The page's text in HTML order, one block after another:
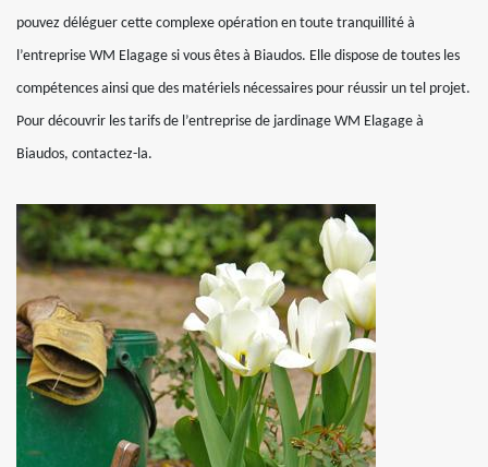
pouvez déléguer cette complexe opération en toute tranquillité à
l’entreprise WM Elagage si vous êtes à Biaudos. Elle dispose de toutes les
compétences ainsi que des matériels nécessaires pour réussir un tel projet.
Pour découvrir les tarifs de l’entreprise de jardinage WM Elagage à
Biaudos, contactez-la.